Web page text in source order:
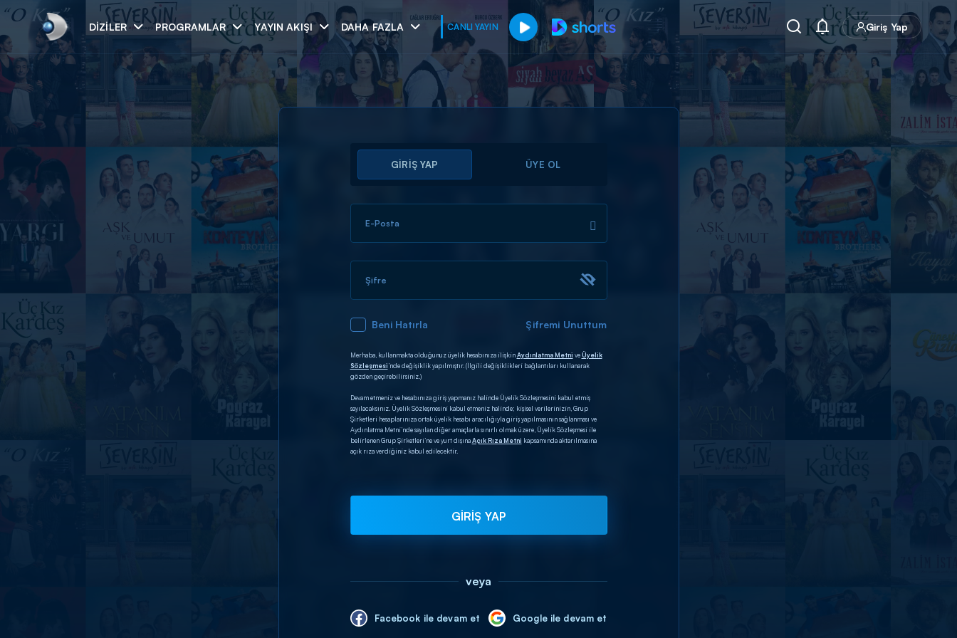
DIZILER PROGRAMLAR YAYIN AKIŞI DAHA FAZLA CANLI YAYIN Giriş Yap
Arama
ARAMA SONUÇLARI
GİRİŞ YAP ÜYE OL
E-Posta
Şifre
Beni Hatırla Şifremi Unuttum
Merhaba, kullanmakta olduğunuz üyelik hesabınıza ilişkinAydınlatma Metni veÜyelik
Sözleşmesi’nde değişiklik yapılmıştır. (İlgili değişiklikleri bağlantıları kullanarak
gözden geçirebilirsiniz.)
Devam etmeniz ve hesabınıza giriş yapmanız halinde Üyelik Sözleşmesini kabul etmiş
sayılacaksınız. Üyelik Sözleşmesini kabul etmeniz halinde; kişisel verilerinizin, Grup
Şirketleri hesaplarınıza ortak üyelik hesabı aracılığıyla giriş yapılmasının sağlanması ve
Aydınlatma Metni’nde sayılan diğer amaçlarla sınırlı olmak üzere, Üyelik Sözleşmesi ile
belirlenen Grup Şirketleri’ne ve yurt dışınaAçık Rıza Metni kapsamında aktarılmasına
açık rıza verdiğiniz kabul edilecektir.
GİRİŞ YAP
veya
Facebook ile devam et Google ile devam et